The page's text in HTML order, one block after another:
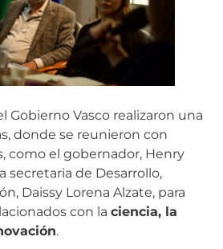
Gobierno Vasco realizaron una
donde se reunieron con
como el gobernador, Henry
secretaria de Desarrollo,
Daissy Lorena Alzate, para
con la ciencia, la
.